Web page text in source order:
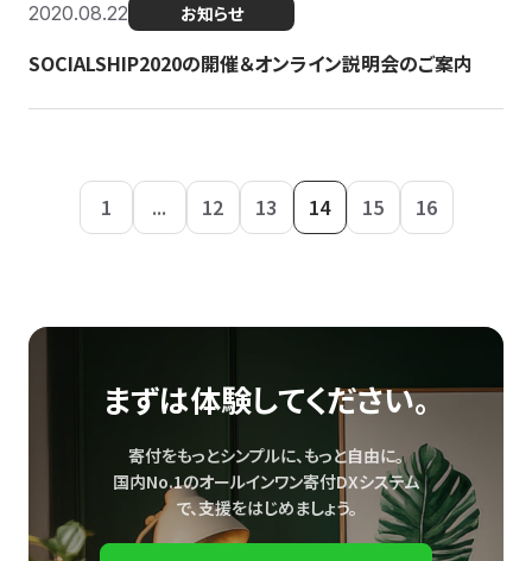
2020.08.22 お知らせ
SOCIALSHIP2020の開催＆オンライン説明会のご案内
1 ... 12 13 14 15 16
まずは体験してください。
寄付をもっとシンプルに、もっと自由に。
国内No.1のオールインワン寄付DXシステム
で、支援をはじめましょう。